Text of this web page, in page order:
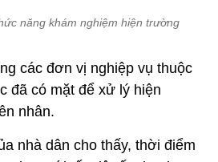
năng khám nghiệm hiện trường
các đơn vị nghiệp vụ thuộc
đã có mặt để xử lý hiện
nhân.
nhà dân cho thấy, thời điểm